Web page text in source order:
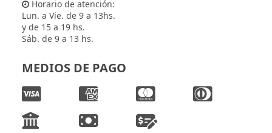
Horario de atención:
Lun. a Vie. de 9 a 13hs.
y de 15 a 19 hs.
Sáb. de 9 a 13 hs.
MEDIOS DE PAGO